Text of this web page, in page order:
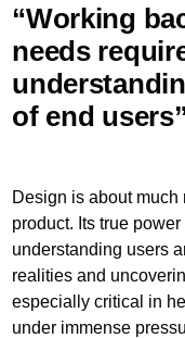
“Working
needs
of end users”
Design is about much
product. Its true
understanding users
realities and
especially critical in
under immense